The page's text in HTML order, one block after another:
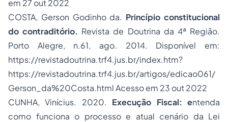
em 27 out 2022
COSTA, Gerson Godinho da. Princípio constitucional
do contraditório. Revista de Doutrina da 4ª Região.
Porto Alegre, n.61, ago. 2014. Disponível em:
https://revistadoutrina.trf4.jus.br/index.htm?
https://revistadoutrina.trf4.jus.br/artigos/edicao061/
Gerson_da%20Costa.html Acesso em 23 out 2022
CUNHA, Vinícius. 2020. Execução Fiscal: entenda
como funciona o processo e atual cenário da Lei